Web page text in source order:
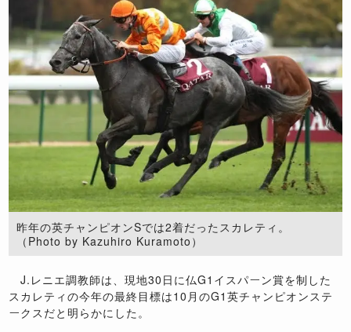
昨年の英チャンピオンSでは2着だったスカレティ。
（Photo by Kazuhiro Kuramoto）
J.レニエ調教師は、現地30日に仏G1イスパーン賞を制した
スカレティの今年の最終目標は10月のG1英チャンピオンステ
ークスだと明らかにした。